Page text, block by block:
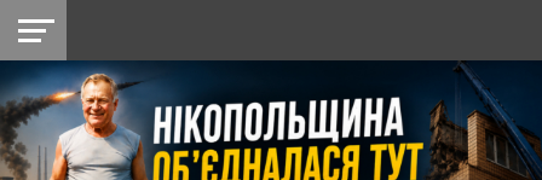
НІКОПОЛЬ
РАЙОН
СІЧЕСЛАВСЬКА
УКРАЇНА
РЕТРО
НІКОПОЛЬ
ЛАЙТ
УКРАЇНА
ДОПОМОГА
РАДІО